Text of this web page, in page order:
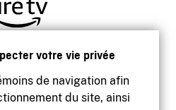
votre vie privée
de navigation afin
du site, ainsi